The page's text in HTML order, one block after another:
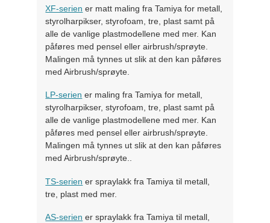
XF-serien er matt maling fra Tamiya for metall,
styrolharpikser, styrofoam, tre, plast samt på
alle de vanlige plastmodellene med mer. Kan
påføres med pensel eller airbrush/sprøyte.
Malingen må tynnes ut slik at den kan påføres
med Airbrush/sprøyte.
LP-serien er maling fra Tamiya for metall,
styrolharpikser, styrofoam, tre, plast samt på
alle de vanlige plastmodellene med mer. Kan
påføres med pensel eller airbrush/sprøyte.
Malingen må tynnes ut slik at den kan påføres
med Airbrush/sprøyte..
TS-serien er spraylakk fra Tamiya til metall,
tre, plast med mer.
AS-serien er spraylakk fra Tamiya til metall,